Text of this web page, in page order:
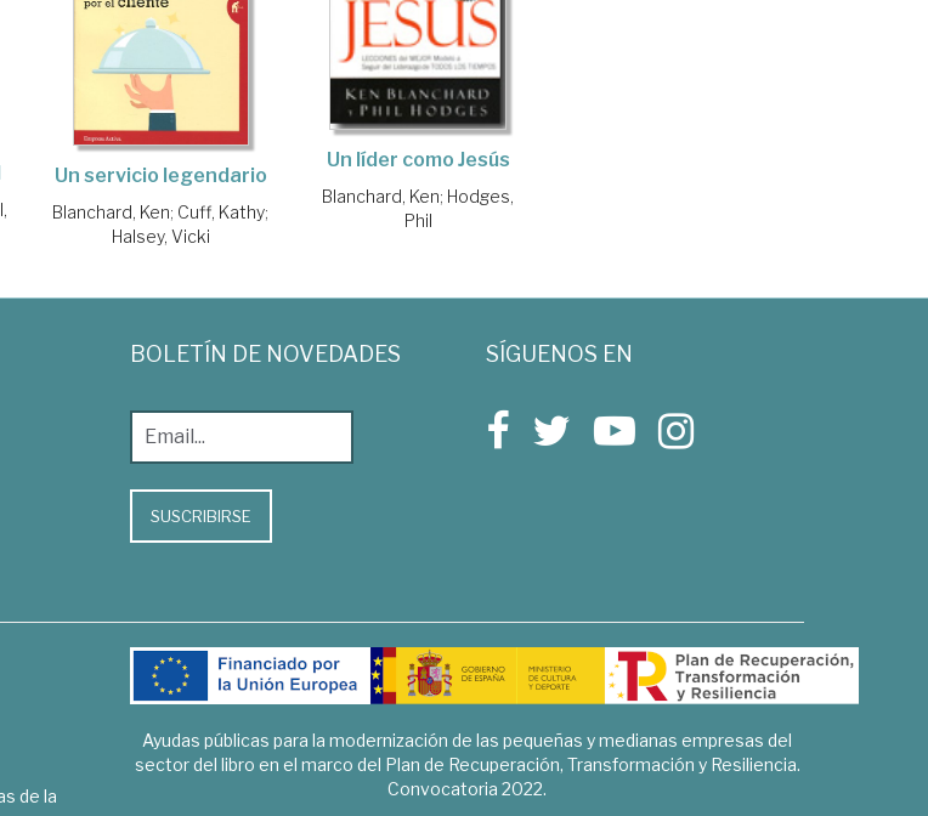
Un servicio legendario
Blanchard, Ken; Cuff, Kathy;
Halsey, Vicki
Un líder como Jesús
Blanchard, Ken; Hodges,
Phil
BOLETÍN DE NOVEDADES
SUSCRIBIRSE
SÍGUENOS EN
de la
Ayudas públicas para la modernización de las pequeñas y medianas empresas del
sector del libro en el marco del Plan de Recuperación, Transformación y Resiliencia.
Convocatoria 2022.